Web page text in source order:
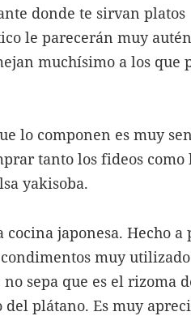
donde te sirvan platos
le parecerán muy
muchísimo a los que
lo componen es muy
tanto los fideos como
yakisoba.
japonesa. Hecho a
muy
sepa que es el rizoma
plátano. Es muy